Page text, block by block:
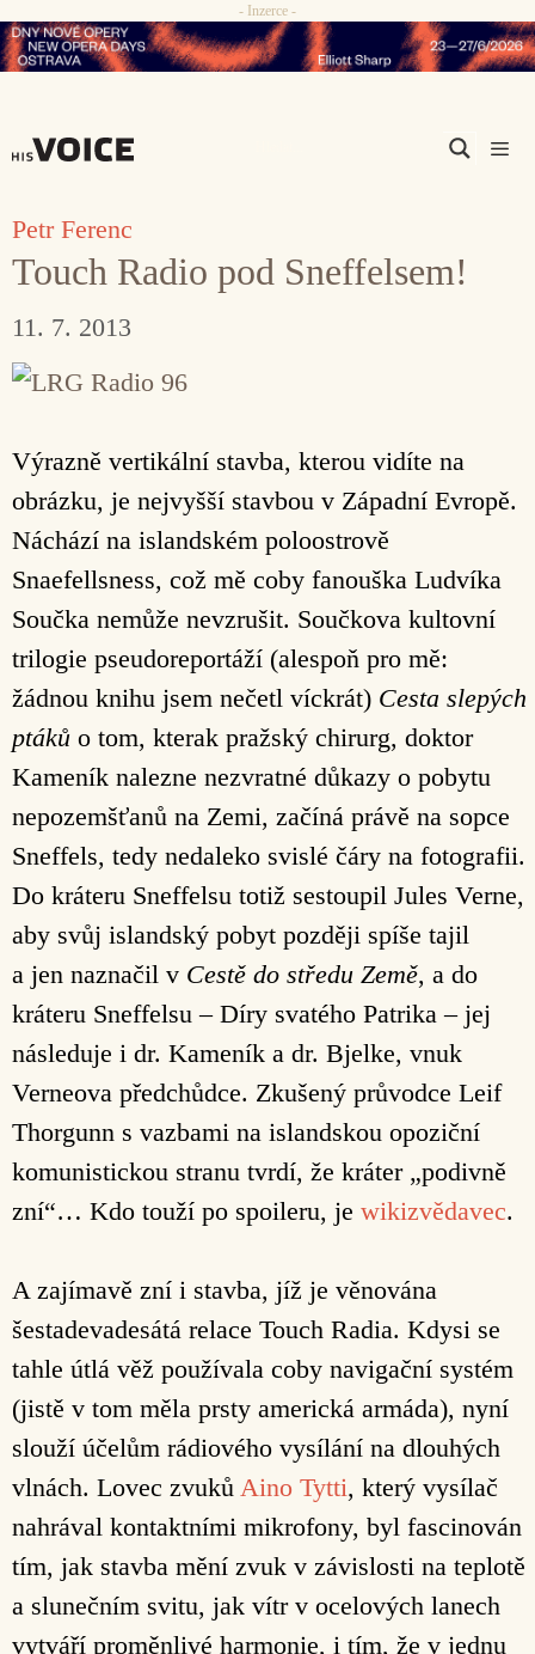
Přeskočit
na
- Inzerce -
Petr Ferenc
Touch Radio pod Sneffelsem!
11. 7. 2013
Výrazně vertikální stavba, kterou vidíte na
obrázku, je nejvyšší stavbou v Západní Evropě.
Náchází na islandském poloostrově
Snaefellsness, což mě coby fanouška Ludvíka
Součka nemůže nevzrušit. Součkova kultovní
trilogie pseudoreportáží (alespoň pro mě:
žádnou knihu jsem nečetl víckrát) Cesta slepých
ptáků o tom, kterak pražský chirurg, doktor
Kameník nalezne nezvratné důkazy o pobytu
nepozemšťanů na Zemi, začíná právě na sopce
Sneffels, tedy nedaleko svislé čáry na fotografii.
Do kráteru Sneffelsu totiž sestoupil Jules Verne,
aby svůj islandský pobyt později spíše tajil
a jen naznačil v Cestě do středu Země, a do
kráteru Sneffelsu – Díry svatého Patrika – jej
následuje i dr. Kameník a dr. Bjelke, vnuk
Verneova předchůdce. Zkušený průvodce Leif
Thorgunn s vazbami na islandskou opoziční
komunistickou stranu tvrdí, že kráter „podivně
zní“… Kdo touží po spoileru, je wikizvědavec.
A zajímavě zní i stavba, jíž je věnována
šestadevadesátá relace Touch Radia. Kdysi se
tahle útlá věž používala coby navigační systém
(jistě v tom měla prsty americká armáda), nyní
slouží účelům rádiového vysílání na dlouhých
vlnách. Lovec zvuků Aino Tytti, který vysílač
nahrával kontaktními mikrofony, byl fascinován
tím, jak stavba mění zvuk v závislosti na teplotě
a slunečním svitu, jak vítr v ocelových lanech
vytváří proměnlivé harmonie, i tím, že v jednu